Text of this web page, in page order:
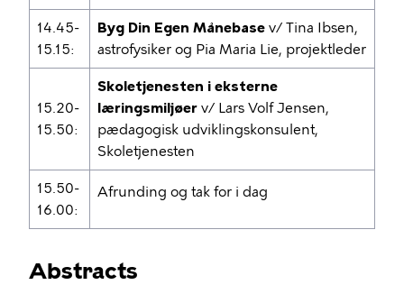
14.45-
15.15:
Byg Din Egen Månebase v/ Tina Ibsen,
astrofysiker og Pia Maria Lie, projektleder
15.20-
15.50:
Skoletjenesten i eksterne
læringsmiljøer v/ Lars Volf Jensen,
pædagogisk udviklingskonsulent,
Skoletjenesten
15.50-
16.00:
Afrunding og tak for i dag
Abstracts